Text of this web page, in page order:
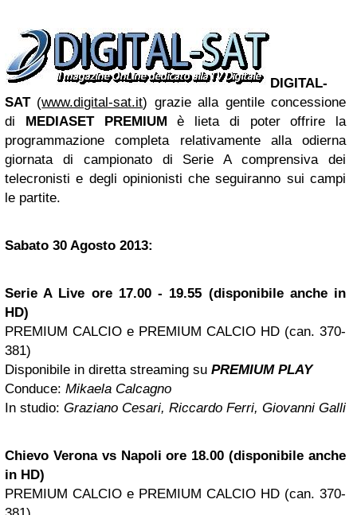
DIGITAL-
SAT(www.digital-sat.it) grazie alla gentile concessione
di MEDIASET PREMIUM è lieta di poter offrire
la
programmazione completa relativamente alla odierna
giornata di campionato di Serie A comprensiva dei
telecronisti e degli opinionisti che seguiranno sui campi
le partite.
Sabato 30 Agosto 2013:
Serie A Live ore 17.00 - 19.55 (disponibile anche in
HD)
PREMIUM CALCIO e PREMIUM CALCIO HD (can. 370-
381)
Disponibile in diretta streaming su PREMIUM PLAY
Conduce: Mikaela Calcagno
In studio: Graziano Cesari, Riccardo Ferri, Giovanni Galli
Chievo Veronavs Napoli ore 18.00 (disponibile anche
in HD)
PREMIUM CALCIO e PREMIUM CALCIO HD (can. 370-